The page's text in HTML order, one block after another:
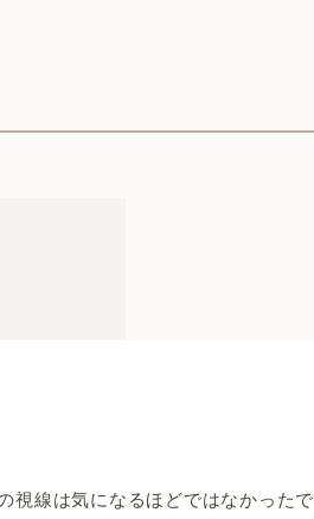
視線は気になるほどではなかったで